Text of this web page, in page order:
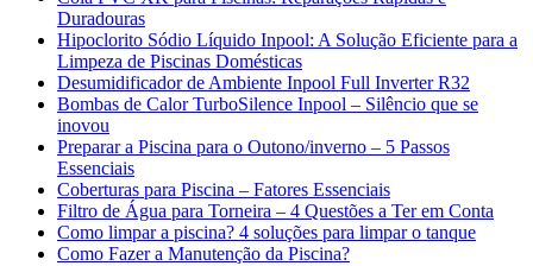
Duradouras
Hipoclorito Sódio Líquido Inpool: A Solução Eficiente para a
Limpeza de Piscinas Domésticas
Desumidificador de Ambiente Inpool Full Inverter R32
Bombas de Calor TurboSilence Inpool – Silêncio que se
inovou
Preparar a Piscina para o Outono/inverno – 5 Passos
Essenciais
Coberturas para Piscina – Fatores Essenciais
Filtro de Água para Torneira – 4 Questões a Ter em Conta
Como limpar a piscina? 4 soluções para limpar o tanque
Como Fazer a Manutenção da Piscina?